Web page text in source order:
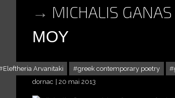
MICHALIS
ΜΟΥ
Eleftheria Arvanitaki greek contemporary poetry
dornac
20 mai 2013